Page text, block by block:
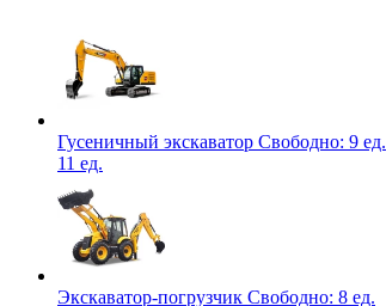
Гусеничный экскаватор Свободно: 9 ед.
11 ед.
Экскаватор-погрузчик Свободно: 8 ед.